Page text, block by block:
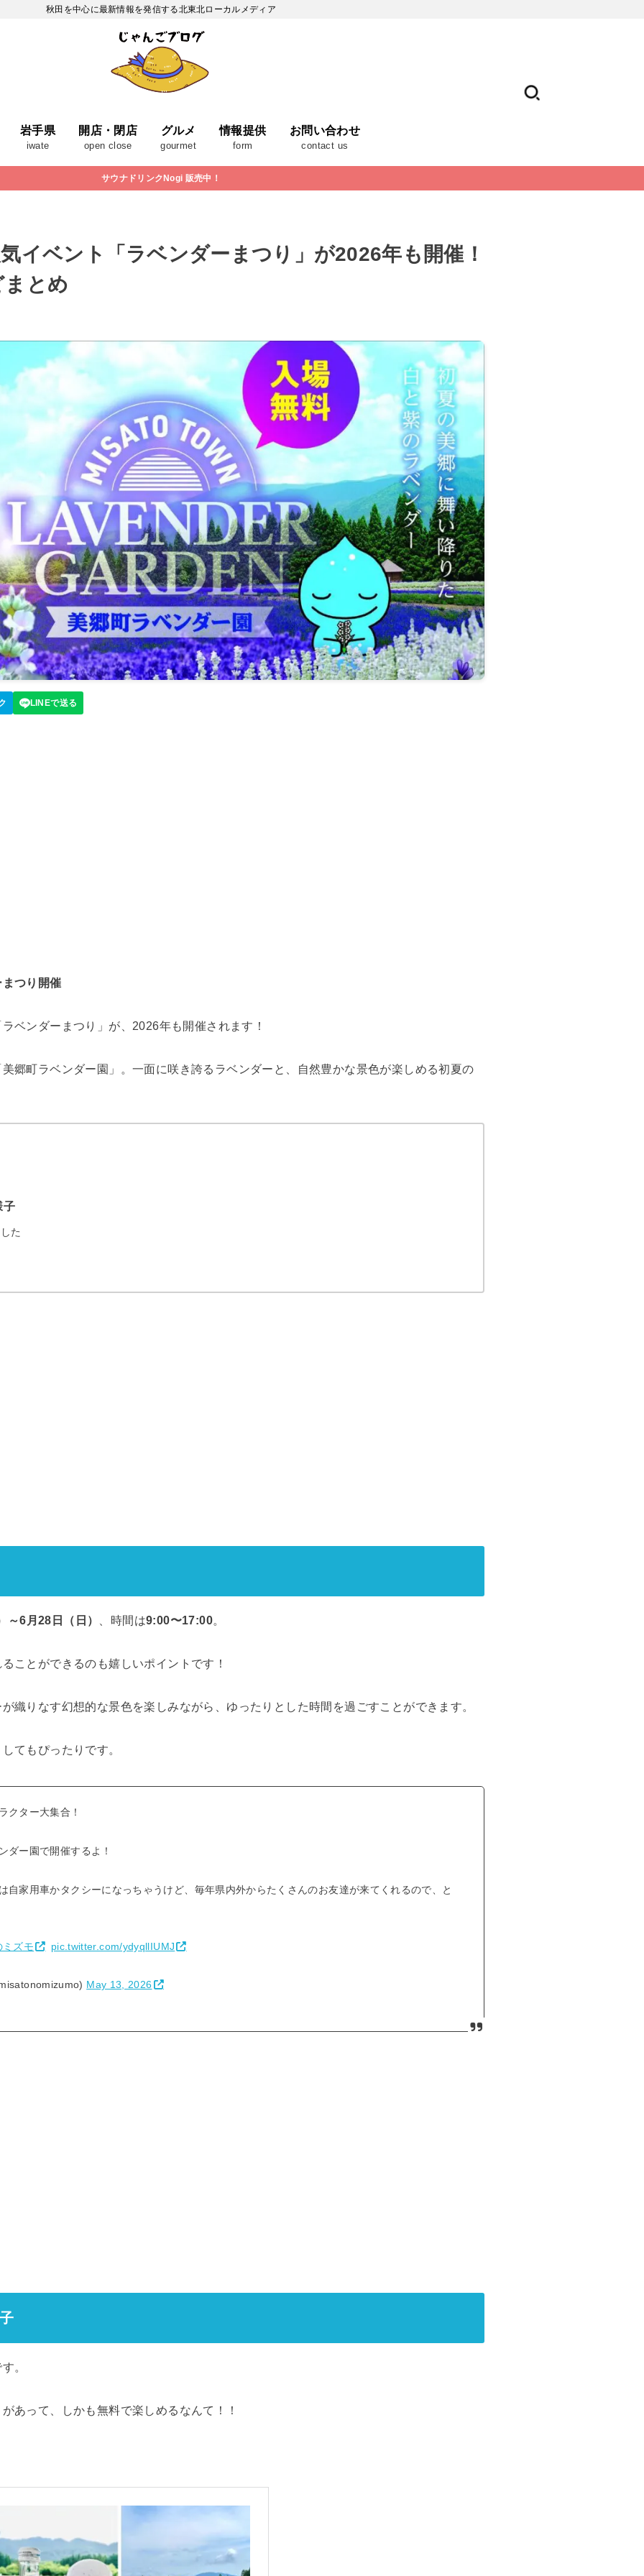
秋田を中心に最新情報を発信する北東北ローカルメディア
岩手県
iwate
開店・閉店
open close
グルメ
gourmet
情報提供
form
お問い合わせ
contact us
サウナドリンクNogi 販売中！
イベント「ラベンダーまつり」が2026年も開催！
とめ
つり開催
ベンダーまつり」が、2026年も開催されます！
郷町ラベンダー園」。一面に咲き誇るラベンダーと、自然豊かな景色が楽しめる初夏の
子
た
～6月28日（日） 、時間は9:00〜17:00。
ことができるのも嬉しいポイントです！
織りなす幻想的な景色を楽しみながら、ゆったりとした時間を過ごすことができます。
てもぴったりです。
クター大集合！
ダー園で開催するよ！
自家用車かタクシーになっちゃうけど、毎年県内外からたくさんのお友達が来てくれるので、と
ミズモ pic.twitter.com/ydyqllIUMJ
May 13, 2026
。
あって、しかも無料で楽しめるなんて！！